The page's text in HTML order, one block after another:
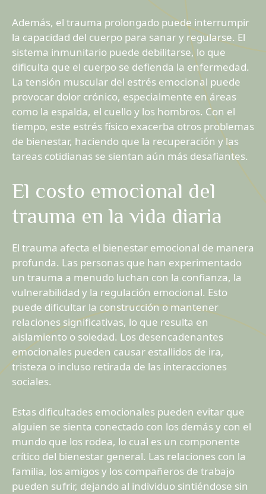
Además, el trauma prolongado puede interrumpir
la capacidad del cuerpo para sanar y regularse. El
sistema inmunitario puede debilitarse, lo que
dificulta que el cuerpo se defienda la enfermedad.
La tensión muscular del estrés emocional puede
provocar dolor crónico, especialmente en áreas
como la espalda, el cuello y los hombros. Con el
tiempo, este estrés físico exacerba otros problemas
de bienestar, haciendo que la recuperación y las
tareas cotidianas se sientan aún más desafiantes.
El costo emocional del
trauma en la vida diaria
El trauma afecta el bienestar emocional de manera
profunda. Las personas que han experimentado
un trauma a menudo luchan con la confianza, la
vulnerabilidad y la regulación emocional. Esto
puede dificultar la construcción o mantener
relaciones significativas, lo que resulta en
aislamiento o soledad. Los desencadenantes
emocionales pueden causar estallidos de ira,
tristeza o incluso retirada de las interacciones
sociales.
Estas dificultades emocionales pueden evitar que
alguien se sienta conectado con los demás y con el
mundo que los rodea, lo cual es un componente
crítico del bienestar general. Las relaciones con la
familia, los amigos y los compañeros de trabajo
pueden sufrir, dejando al individuo sintiéndose sin